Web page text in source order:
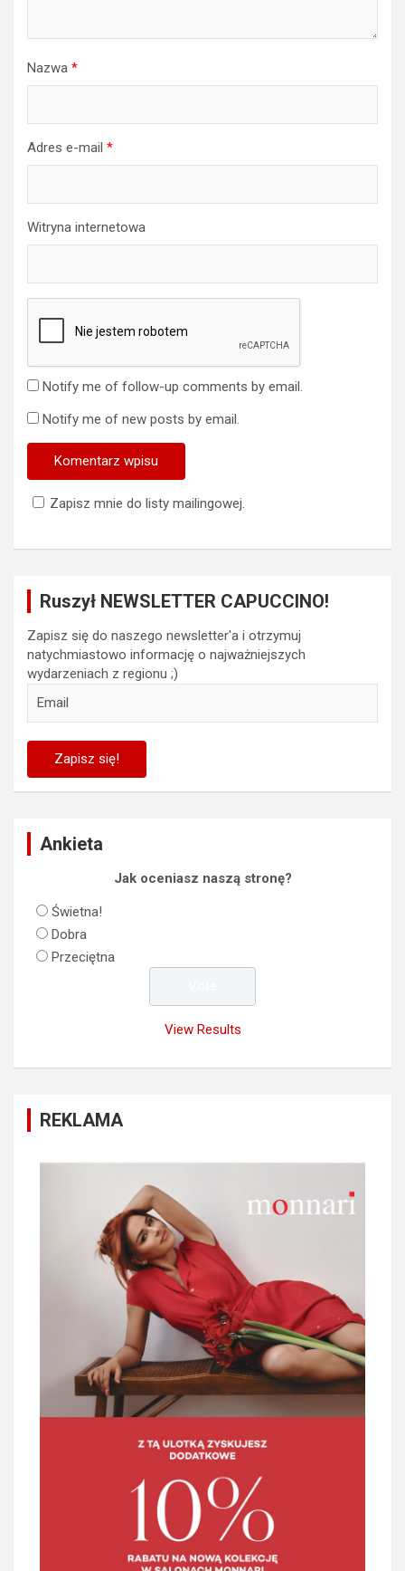
Nazwa *
Adres e-mail *
Witryna internetowa
Notify me of follow-up comments by email.
Notify me of new posts by email.
Zapisz mnie do listy mailingowej.
Ruszył NEWSLETTER CAPUCCINO!
Zapisz się do naszego newsletter'a i otrzymuj
natychmiastowo informację o najważniejszych
wydarzeniach z regionu ;)
Ankieta
Jak oceniasz naszą stronę?
Świetna!
Dobra
Przeciętna
View Results
REKLAMA